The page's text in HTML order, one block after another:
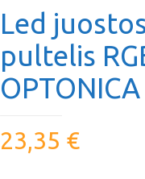
Led
pultelis
OPTONICA
23,35 €